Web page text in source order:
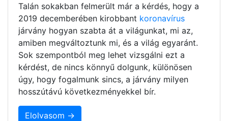
Talán sokakban felmerült már a kérdés, hogy a
2019 decemberében kirobbant koronavírus
járvány hogyan szabta át a világunkat, mi az,
amiben megváltoztunk mi, és a világ egyaránt.
Sok szempontból meg lehet vizsgálni ezt a
kérdést, de nincs könnyű dolgunk, különösen
úgy, hogy fogalmunk sincs, a járvány milyen
hosszútávú következményekkel bír.
Elolvasom →